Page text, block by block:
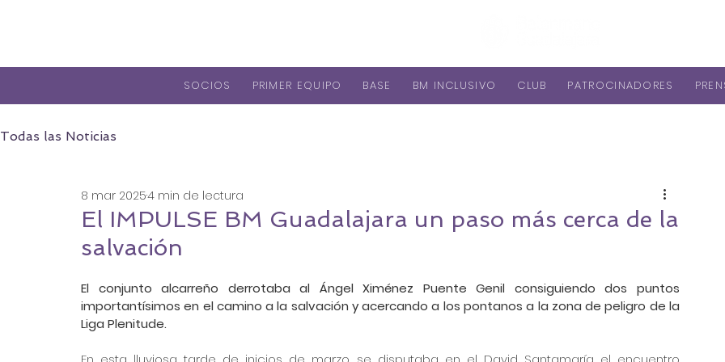
SOCIOS PRIMER EQUIPO BASE BM INCLUSIVO CLUB PATROCINADORES
Todas las Noticias
El IMPULSE BM Guadalajara un paso más cerca de la
salvación
8 mar 20254 min de lectura
El conjunto alcarreño derrotaba al Ángel Ximénez Puente Genil consiguiendo dos puntos
importantísimos en el camino a la salvación y acercando a los pontanos a la zona de peligro de la
Liga Plenitude.